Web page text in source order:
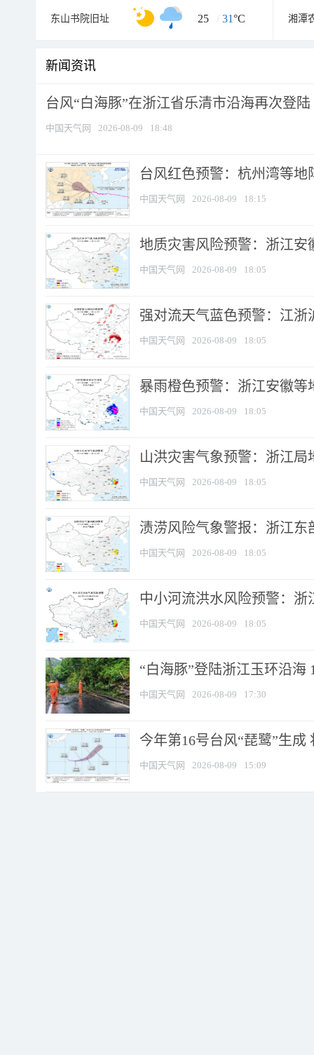
东山书院旧址 25 / 31°C 湘潭
新闻资讯
台风“白海豚”在浙江省乐清市沿海再次登陆
中国天气网 2026-08-09 18:48
台风红色预警：杭州湾等地
中国天气网 2026-08-09 18:15
地质灾害风险预警：浙江安
中国天气网 2026-08-09 18:05
强对流天气蓝色预警：江浙
中国天气网 2026-08-09 18:05
暴雨橙色预警：浙江安徽等
中国天气网 2026-08-09 18:05
山洪灾害气象预警：浙江
中国天气网 2026-08-09 18:05
渍涝风险气象警报：浙江
中国天气网 2026-08-09 18:05
中小河流洪水风险预警：
中国天气网 2026-08-09 18:05
“白海豚”登陆浙江玉环沿海
中国天气网 2026-08-09 17:30
今年第16号台风“琵鹭”生
中国天气网 2026-08-09 15:09